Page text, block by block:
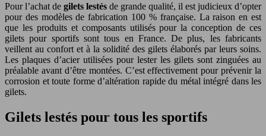
Pour l’achat de gilets lestés de grande qualité, il est judicieux d’opter
pour des modèles de fabrication 100 % française. La raison en est
que les produits et composants utilisés pour la conception de ces
gilets pour sportifs sont tous en France. De plus, les fabricants
veillent au confort et à la solidité des gilets élaborés par leurs soins.
Les plaques d’acier utilisées pour lester les gilets sont zinguées au
préalable avant d’être montées. C’est effectivement pour prévenir la
corrosion et toute forme d’altération rapide du métal intégré dans les
gilets.
Gilets lestés pour tous les sportifs